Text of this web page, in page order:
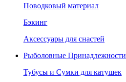
Поводковый материал
Бэкинг
Аксессуары для снастей
Рыболовные Принадлежности
Тубусы и Сумки для катушек